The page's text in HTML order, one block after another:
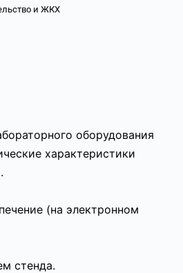
и ЖКХ
оборудования
характеристики
(на электронном
стенда.